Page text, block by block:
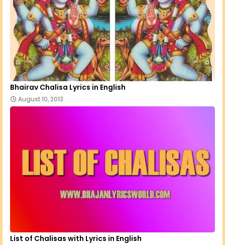
Bhairav Chalisa Lyrics in English
August 10, 2013
List of Chalisas with Lyrics in English